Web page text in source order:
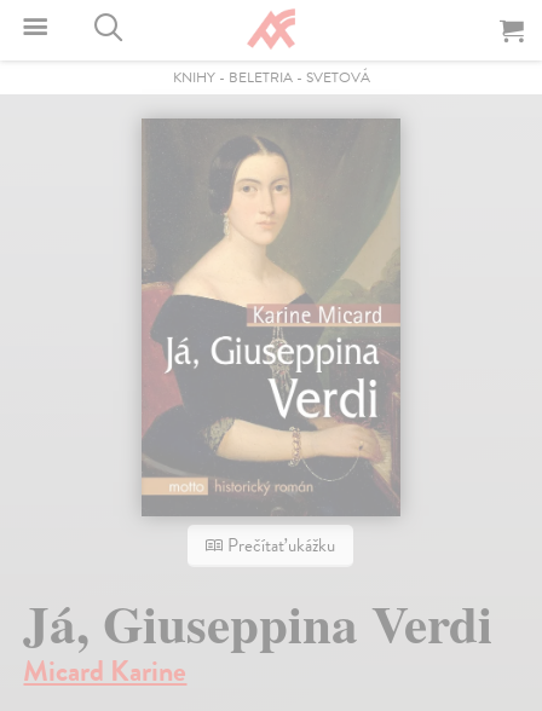
KNIHY- BELETRIA- SVETOVÁ
Prečítať ukážku
Já, Giuseppina Verdi
Micard Karine